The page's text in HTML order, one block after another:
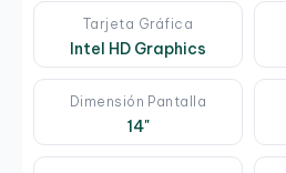
Tarjeta Gráfica
Intel HD Graphics
Dimensión Pantalla
14"